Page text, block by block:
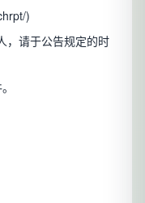
)
，请于公告规定的时